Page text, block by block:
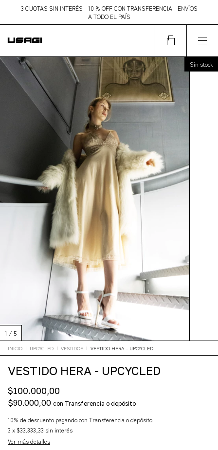
3 CUOTAS SIN INTERÉS - 10 % OFF CON TRANSFERENCIA - ENVÍOS
A TODO EL PAÍS
Sin stock
1 / 5
INICIO | UPCYCLED | VESTIDOS | VESTIDO HERA - UPCYCLED
VESTIDO HERA - UPCYCLED
$100.000,00
$90.000,00 con Transferencia o depósito
10% de descuento pagando con Transferencia o depósito
3 x $33.333,33 sin interés
Ver más detalles